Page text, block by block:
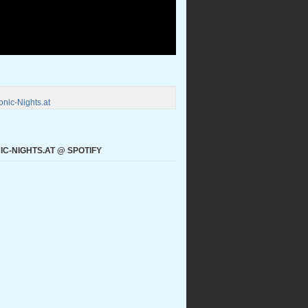
Nights.at
NIGHTS.AT @ SPOTIFY